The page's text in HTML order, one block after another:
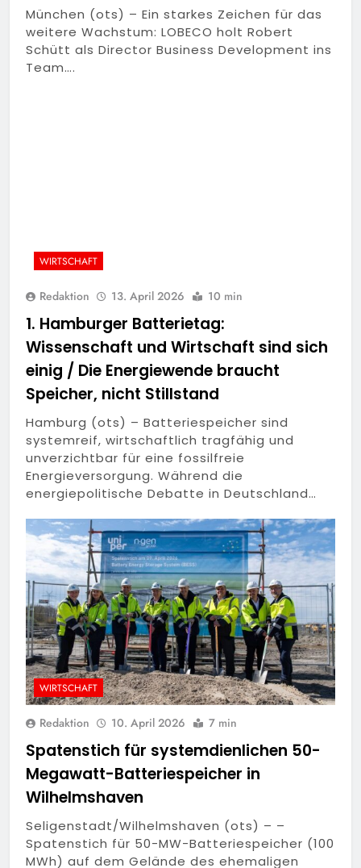
München (ots) – Ein starkes Zeichen für das
weitere Wachstum: LOBECO holt Robert
Schütt als Director Business Development ins
Team….
WIRTSCHAFT
Redaktion 13. April 2026 10 min
1. Hamburger Batterietag:
Wissenschaft und Wirtschaft sind sich
einig / Die Energiewende braucht
Speicher, nicht Stillstand
Hamburg (ots) – Batteriespeicher sind
systemreif, wirtschaftlich tragfähig und
unverzichtbar für eine fossilfreie
Energieversorgung. Während die
energiepolitische Debatte in Deutschland…
WIRTSCHAFT
Redaktion 10. April 2026 7 min
Spatenstich für systemdienlichen 50-
Megawatt-Batteriespeicher in
Wilhelmshaven
Seligenstadt/Wilhelmshaven (ots) – –
Spatenstich für 50-MW-Batteriespeicher (100
MWh) auf dem Gelände des ehemaligen